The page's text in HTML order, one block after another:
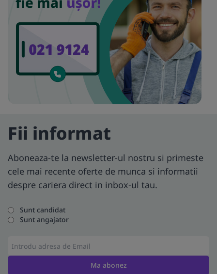
Fii informat
Aboneaza-te la newsletter-ul nostru si primeste
cele mai recente oferte de munca si informatii
despre cariera direct in inbox-ul tau.
Sunt candidat
Sunt angajator
Ma abonez